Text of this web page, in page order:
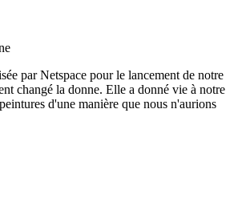
par Netspace pour le lancement de notre
changé la donne. Elle a donné vie à notre
d'une manière que nous n'aurions